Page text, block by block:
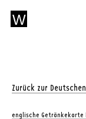
zumGehe
Laden
W
LADEN
Zurück zur
englische Getränkekarte